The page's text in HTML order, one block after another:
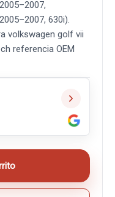
630i).
volkswagen golf vii
referencia OEM